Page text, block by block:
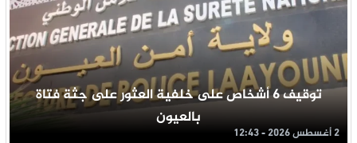
توقيف 6 أشخاص على خلفية العثور على جثة فتاة
بالعيون
2 أغسطس 2026 - 12:43